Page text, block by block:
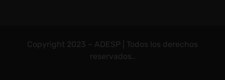
Copyright 2023 – ADESP | Todos los derechos
reservados..